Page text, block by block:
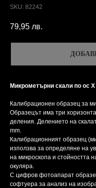
SKU: 82242
79,95 лв.
Микрометърни скали по ос
Калибрационен образец за
Образецът има три
деления. Делението на
mm.
Калибрационният образец
използва за определяне на
на микроскопа и стойността
окуляра.
С цифров фотоапарат
софтуера за анализ на